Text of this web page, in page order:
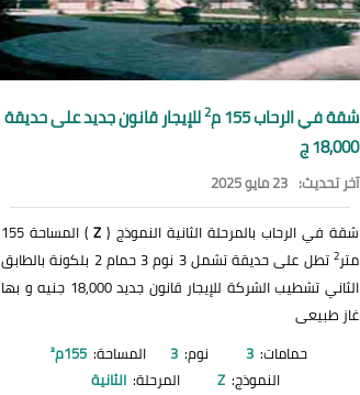
شقة فيالرحاب155 م 2للإيجار قانون جديد على حديقة
18,000 ج
آخر تحديث: 23 مايو 2025
شقة في الرحاب بالمرحلة الثانية النموذج ( Z
) المساحة 155
متر2
تطل على حديقة تشمل 3 نوم 3 حمام 2 بلكونة بالطابق
الثاني تشطيب الشركة للإيجار قانون جديد 18,000 جنيه و بها
غاز طبيعى
حمامات: 3 نوم: 3 المساحة: 155م²
النموذج: Z المرحلة: الثانية